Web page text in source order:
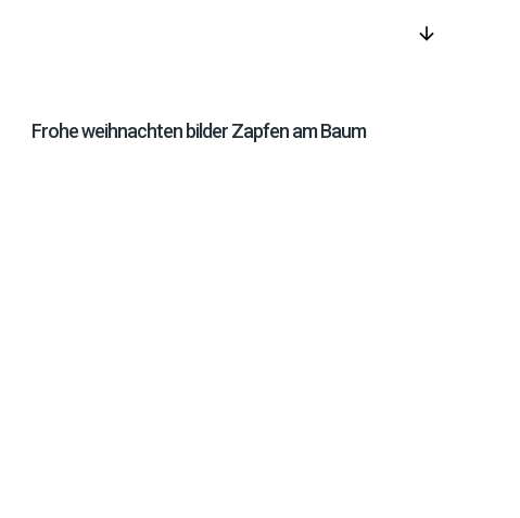
arrow_downward
Frohe weihnachten bilder Zapfen am Baum